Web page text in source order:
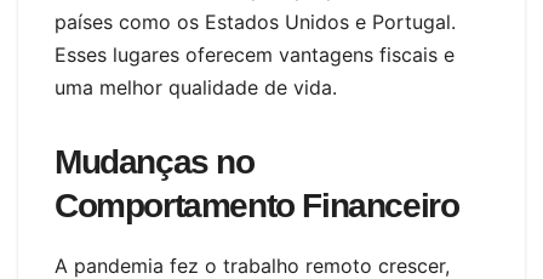
países como os Estados Unidos e Portugal.
Esses lugares oferecem vantagens fiscais e
uma melhor qualidade de vida.
Mudanças no
Comportamento Financeiro
A pandemia fez o trabalho remoto crescer,